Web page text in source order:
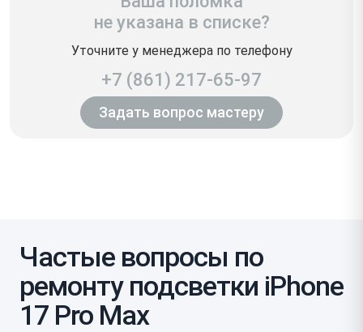
не указана в списке?
Уточните у менеджера по телефону
+7 (861) 217-65-97
Задать вопрос мастеру
Частые вопросы по
ремонту подсветки iPhone
17 Pro Max